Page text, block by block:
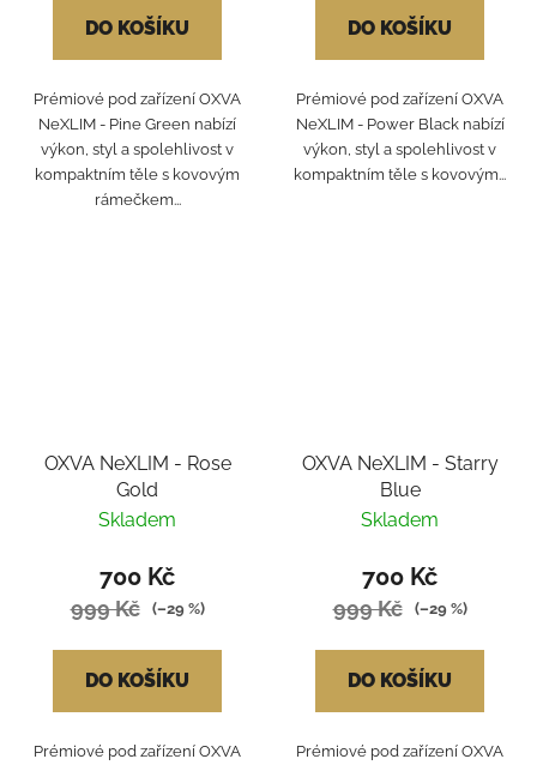
DO KOŠÍKU
Prémiové pod zařízení OXVA
NeXLIM - Pine Green nabízí
výkon, styl a spolehlivost v
kompaktním těle s kovovým
rámečkem...
DO KOŠÍKU
Prémiové pod zařízení OXVA
NeXLIM - Power Black nabízí
výkon, styl a spolehlivost v
kompaktním těle s kovovým...
OXVA NeXLIM - Rose
Gold
Skladem
700 Kč
999 Kč (–29 %)
DO KOŠÍKU
Prémiové pod zařízení OXVA
OXVA NeXLIM - Starry
Blue
Skladem
700 Kč
999 Kč (–29 %)
DO KOŠÍKU
Prémiové pod zařízení OXVA